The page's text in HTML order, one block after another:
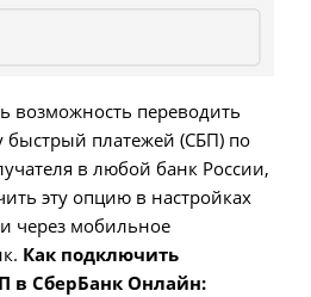
возможность переводить
быстрый платежей (СБП) по
в любой банк России,
эту опцию в настройках
через мобильное
Как подключить
в СберБанк Онлайн: